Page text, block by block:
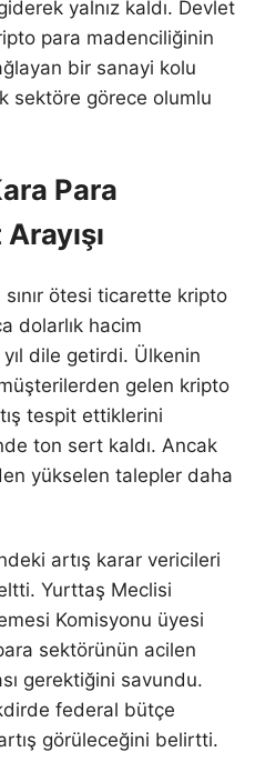
yalnız kaldı. Devlet
para madenciliğinin
bir sanayi kolu
sektöre görece olumlu
Para
ötesi ticarette kripto
dolarlık hacim
dile getirdi. Ülkenin
gelen kripto
tespit ettiklerini
ton sert kaldı. Ancak
yükselen talepler daha
artış karar vericileri
Yurttaş Meclisi
Komisyonu üyesi
sektörünün acilen
gerektiğini savundu.
federal bütçe
görüleceğini belirtti.